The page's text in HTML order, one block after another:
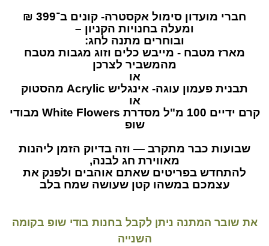
חברי מועדון סימול אקסטרה- קונים ב־399 ₪
ומעלה בחנויות הקניון –
ובוחרים מתנה לחג:
מארז מטבח - מייבש כלים וזוג מגבות מטבח
מהמשביר לצרכן
או
תבנית פעמון עוגה- אינגליש Acrylic מהסטוק
או
קרם ידיים 100 מ"ל מסדרת White Flowers מבודי
שופ
שבועות כבר מתקרב — וזה בדיוק הזמן ליהנות
מאווירת חג לבנה,
להתחדש בפריטים שאתם אוהבים ולפנק את
עצמכם במשהו קטן שעושה שמח בלב
את שובר המתנה ניתן לקבל בחנות בודי שופ בקומה
השנייה